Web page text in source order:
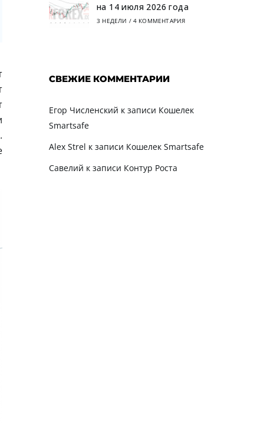
на 14 июля 2026 года
3 НЕДЕЛИ / 4 КОММЕНТАРИЯ
СВЕЖИЕ КОММЕНТАРИИ
Егор Численский к записи Кошелек
Smartsafe
Alex Strel к записи Кошелек Smartsafe
Савелий к записи Контур Роста